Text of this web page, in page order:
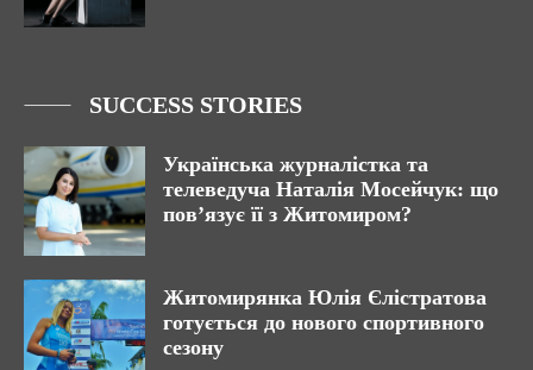
SUCCESS STORIES
Українська журналістка та
телеведуча Наталія Мосейчук: що
пов’язує її з Житомиром?
Житомирянка Юлія Єлістратова
готується до нового спортивного
сезону